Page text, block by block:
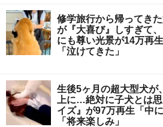
修学旅行から帰ってき
が『大喜び』しすぎて
にも尊い光景が14万再
「泣けてきた」
生後5ヶ月の超大型犬が
上に…絶対に子犬とは
イズ』が97万再生「中
「将来楽しみ」